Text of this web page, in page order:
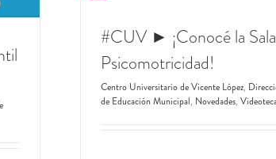
#CUV ► ¡Conocé la
Psicomotricidad!
Centro Universitario de Vicente López,
de Educación Municipal, Novedades,